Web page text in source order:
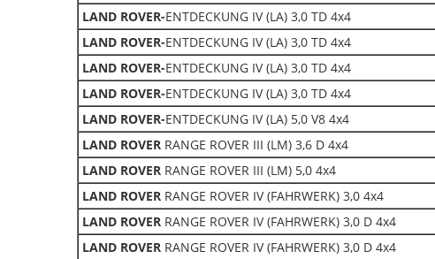
LAND ROVER-ENTDECKUNG IV (LA) 3,0 TD 4x4
LAND ROVER-ENTDECKUNG IV (LA) 3,0 TD 4x4
LAND ROVER-ENTDECKUNG IV (LA) 3,0 TD 4x4
LAND ROVER-ENTDECKUNG IV (LA) 3,0 TD 4x4
LAND ROVER-ENTDECKUNG IV (LA) 5,0 V8 4x4
LAND ROVER RANGE ROVER III (LM) 3,6 D 4x4
LAND ROVER RANGE ROVER III (LM) 5,0 4x4
LAND ROVER RANGE ROVER IV (FAHRWERK) 3,0 4x4
LAND ROVER RANGE ROVER IV (FAHRWERK) 3,0 D 4x4
LAND ROVER RANGE ROVER IV (FAHRWERK) 3,0 D 4x4